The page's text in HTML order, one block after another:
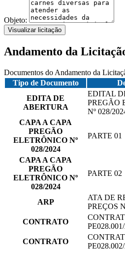
Objeto:
Visualizar licitação
Andamento da
Documentos do Andamento da
Tipo de Documento
EDITA DE
ABERTURA
EDITAL
PREGÃO
Nº 028/
CAPA A CAPA
PREGÃO
ELETRÔNICO Nº
028/2024
PARTE 01
CAPA A CAPA
PREGÃO
ELETRÔNICO Nº
028/2024
PARTE 02
ARP
ATA DE
PREÇOS
CONTRATO
CONTRATO